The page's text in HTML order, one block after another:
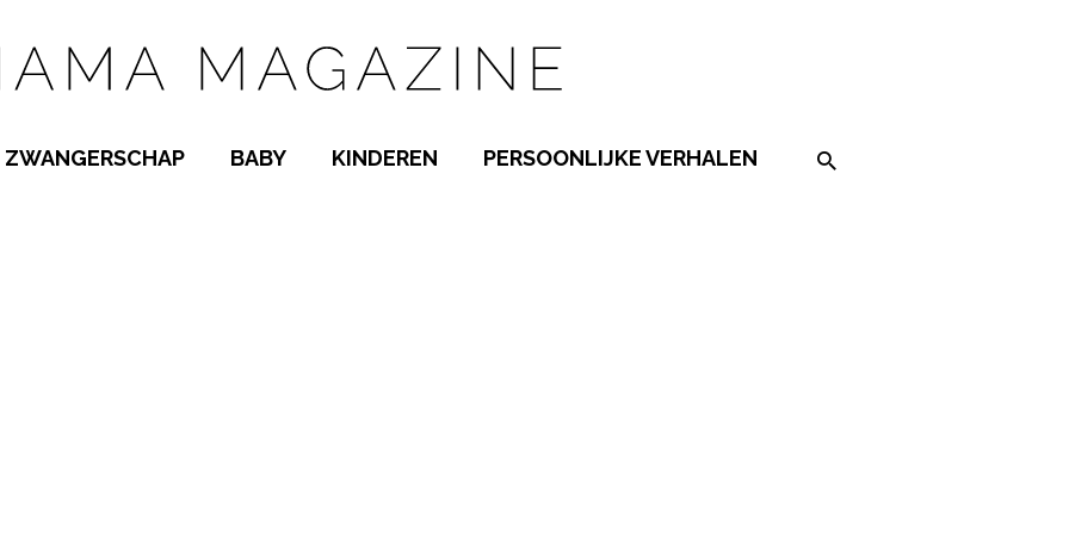
ZWANGERSCHAP BABY KINDEREN PERSOONLIJKE VERHALEN Search on the website